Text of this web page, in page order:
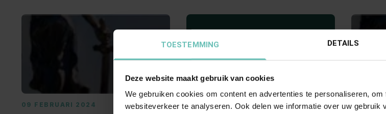
TOESTEMMING DETAILS
Deze website maakt gebruik van cookies
We gebruiken cookies om content en advertenties te personaliseren,
websiteverkeer te analyseren. Ook delen we informatie over uw
09 FEBRUARI 2024 08 MAART 2018 22